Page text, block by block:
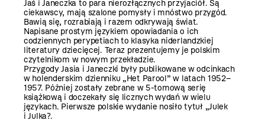
Jaś i Janeczka to para nierozłącznych przyjaciół. Są
ciekawscy, mają szalone pomysły i mnóstwo przygód.
Bawią się, rozrabiają i razem odkrywają świat.
Napisane prostym językiem opowiadania o ich
codziennych perypetiach to klasyka niderlandzkiej
literatury dziecięcej. Teraz prezentujemy je polskim
czytelnikom w nowym przekładzie.
Przygody Jasia i Janeczki były publikowane w odcinkach
w holenderskim dzienniku „Het Parool” w latach 1952–
1957. Później zostały zebrane w 5-tomową serię
książkową i doczekały się licznych wydań w wielu
językach. Pierwsze polskie wydanie nosiło tytuł „Julek
i Julka?.